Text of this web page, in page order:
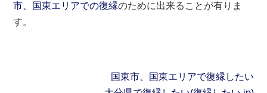
市、国東エリアでの復縁のために出来ることが有りま
す。
国東市、国東エリアで復縁したい